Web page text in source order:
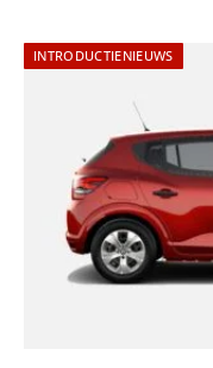
INTRODUCTIENIEUWS